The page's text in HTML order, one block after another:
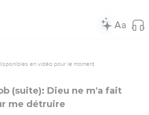
en vidéo pour le moment.
(suite): Dieu ne m'a fait
me détruire